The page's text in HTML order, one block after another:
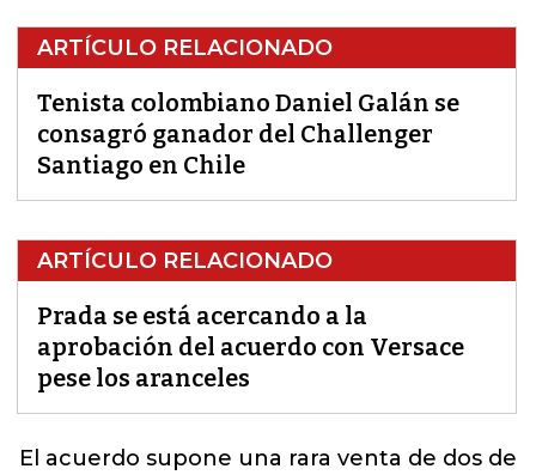
ARTÍCULO RELACIONADO
Tenista colombiano Daniel Galán se
consagró ganador del Challenger
Santiago en Chile
ARTÍCULO RELACIONADO
Prada se está acercando a la
aprobación del acuerdo con Versace
pese los aranceles
El acuerdo supone una rara venta de dos de